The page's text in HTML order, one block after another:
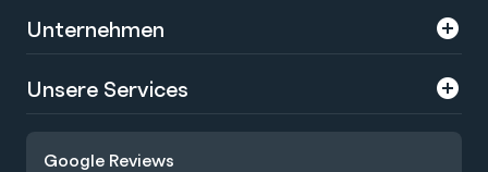
Google Reviews
Unternehmen
Über uns
Presse
Unsere Services